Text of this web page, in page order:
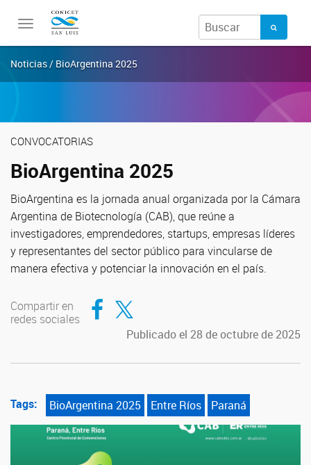
Toggle
Noticias / BioArgentina 2025
CONVOCATORIAS
BioArgentina 2025
BioArgentina es la jornada anual organizada por la Cámara
Argentina de Biotecnología (CAB), que reúne a
investigadores, emprendedores, startups, empresas líderes
y representantes del sector público para vincularse de
manera efectiva y potenciar la innovación en el país.
Compartir en
redes sociales
Compartir en Facebook
Compartir en Twitter
Publicado el 28 de octubre de 2025
Tags: BioArgentina 2025 Entre Ríos Paraná